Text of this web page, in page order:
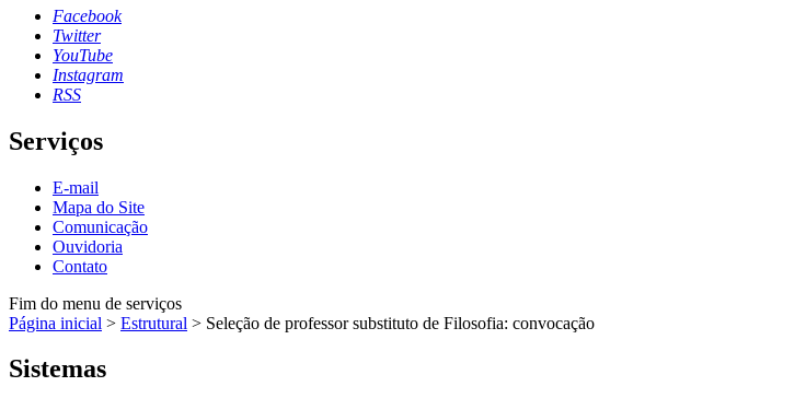
Facebook
Twitter
YouTube
Instagram
RSS
Serviços
E-mail
Mapa do Site
Comunicação
Ouvidoria
Contato
Fim do menu de serviços
Página inicial > Estrutural > Seleção de professor substituto de Filosofia: convocação
Sistemas